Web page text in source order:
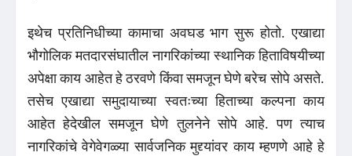
इथेच प्रतिनिधीच्या कामाचा अवघड भाग सुरू होतो. एखाद्या
भौगोलिक मतदारसंघातील नागरिकांच्या स्थानिक हिताविषयीच्या
अपेक्षा काय आहेत हे ठरवणे किंवा समजून घेणे बरेच सोपे असते.
तसेच एखाद्या समुदायाच्या स्वतःच्या हिताच्या कल्पना काय
आहेत हेदेखील समजून घेणे तुलनेने सोपे आहे. पण त्याच
नागरिकांचे वेगेवेगळ्या सार्वजनिक मुद्द्यांवर काय म्हणणे आहे हे